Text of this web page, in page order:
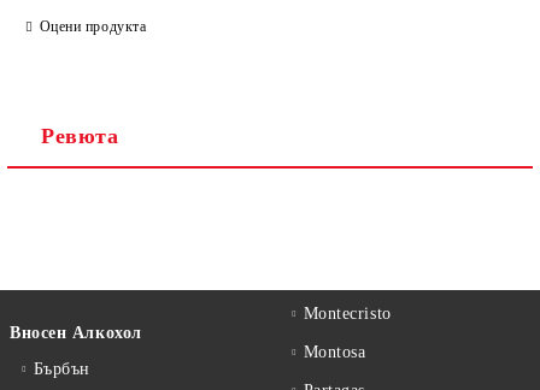
Оцени продукта
Ревюта
Вносен Алкохол
Бърбън
Montecristo
Montosa